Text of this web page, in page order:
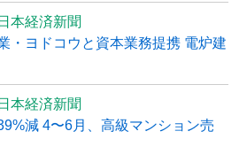
日本経済新聞
・ヨドコウと資本業務提携 電炉建
日本経済新聞
減 4〜6月、高級マンション売